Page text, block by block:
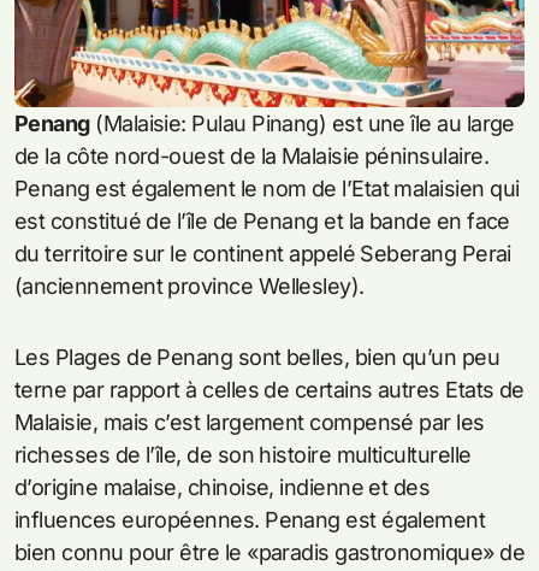
Penang(Malaisie: Pulau Pinang) est une île au large
de la côte nord-ouest de la Malaisie péninsulaire.
Penang est également le nom de l’Etat malaisien qui
est constitué de l’île de Penang et la bande en face
du territoire sur le continent appelé Seberang Perai
(anciennement province Wellesley).
Les Plages de Penang sont belles, bien qu’un peu
terne par rapport à celles de certains autres Etats de
Malaisie, mais c’est largement compensé par les
richesses de l’île, de son histoire multiculturelle
d’origine malaise, chinoise, indienne et des
influences européennes. Penang est également
bien connu pour être le «paradis gastronomique» de